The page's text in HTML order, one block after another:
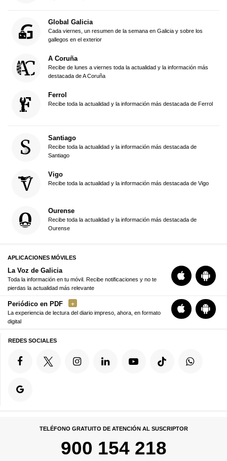
Global Galicia
Cada viernes, un resumen de la semana en Galicia y sobre los
gallegos en el exterior
A Coruña
Recibe de lunes a viernes toda la actualidad y la información más
destacada de A Coruña
Ferrol
Recibe toda la actualidad y la información más destacada de Ferrol
Santiago
Recibe toda la actualidad y la información más destacada de
Santiago
Vigo
Recibe toda la actualidad y la información más destacada de Vigo
Ourense
Recibe toda la actualidad y la información más destacada de
Ourense
APLICACIONES MÓVILES
La Voz de Galicia
Toda la información en tu móvil. Recibe notificaciones y no te
pierdas la actualidad más relevante
Periódico en PDF
La experiencia de lectura del diario impreso, ahora, en formato
digital
REDES SOCIALES
TELÉFONO GRATUITO DE ATENCIÓN AL SUSCRIPTOR
900 154 218